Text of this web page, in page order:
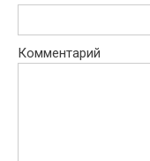
Комментарий